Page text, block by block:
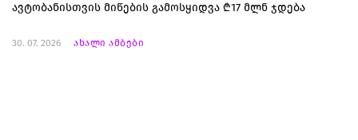
ავტობანისთვის მიწების გამოსყიდვა ₾17 მლნ ჯდება
30. 07. 2026 ახალი ამბები